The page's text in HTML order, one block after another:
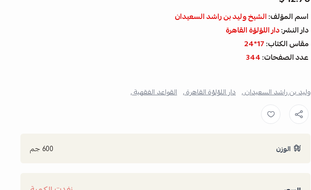
اسم المؤلف:الشيخ وليد بن راشد السعيدان
دار النشر:دار اللؤلؤة القاهرة
مقاس الكتاب:17*24
عدد الصفحات:344
وليد بن راشد السعيدان , دار اللؤلؤة القاهرة , القواعد الفقهية ,
الوزن 600 جم